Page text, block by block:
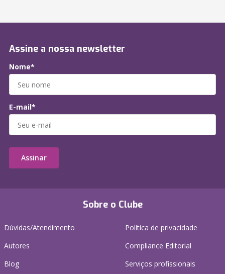
Sobre o Clube
Dúvidas/Atendimento
Autores
Blog
Política de privacidade
Compliance Editorial
Serviços profissionais
Assine a nossa newsletter
Nome*
E-mail*
Assinar